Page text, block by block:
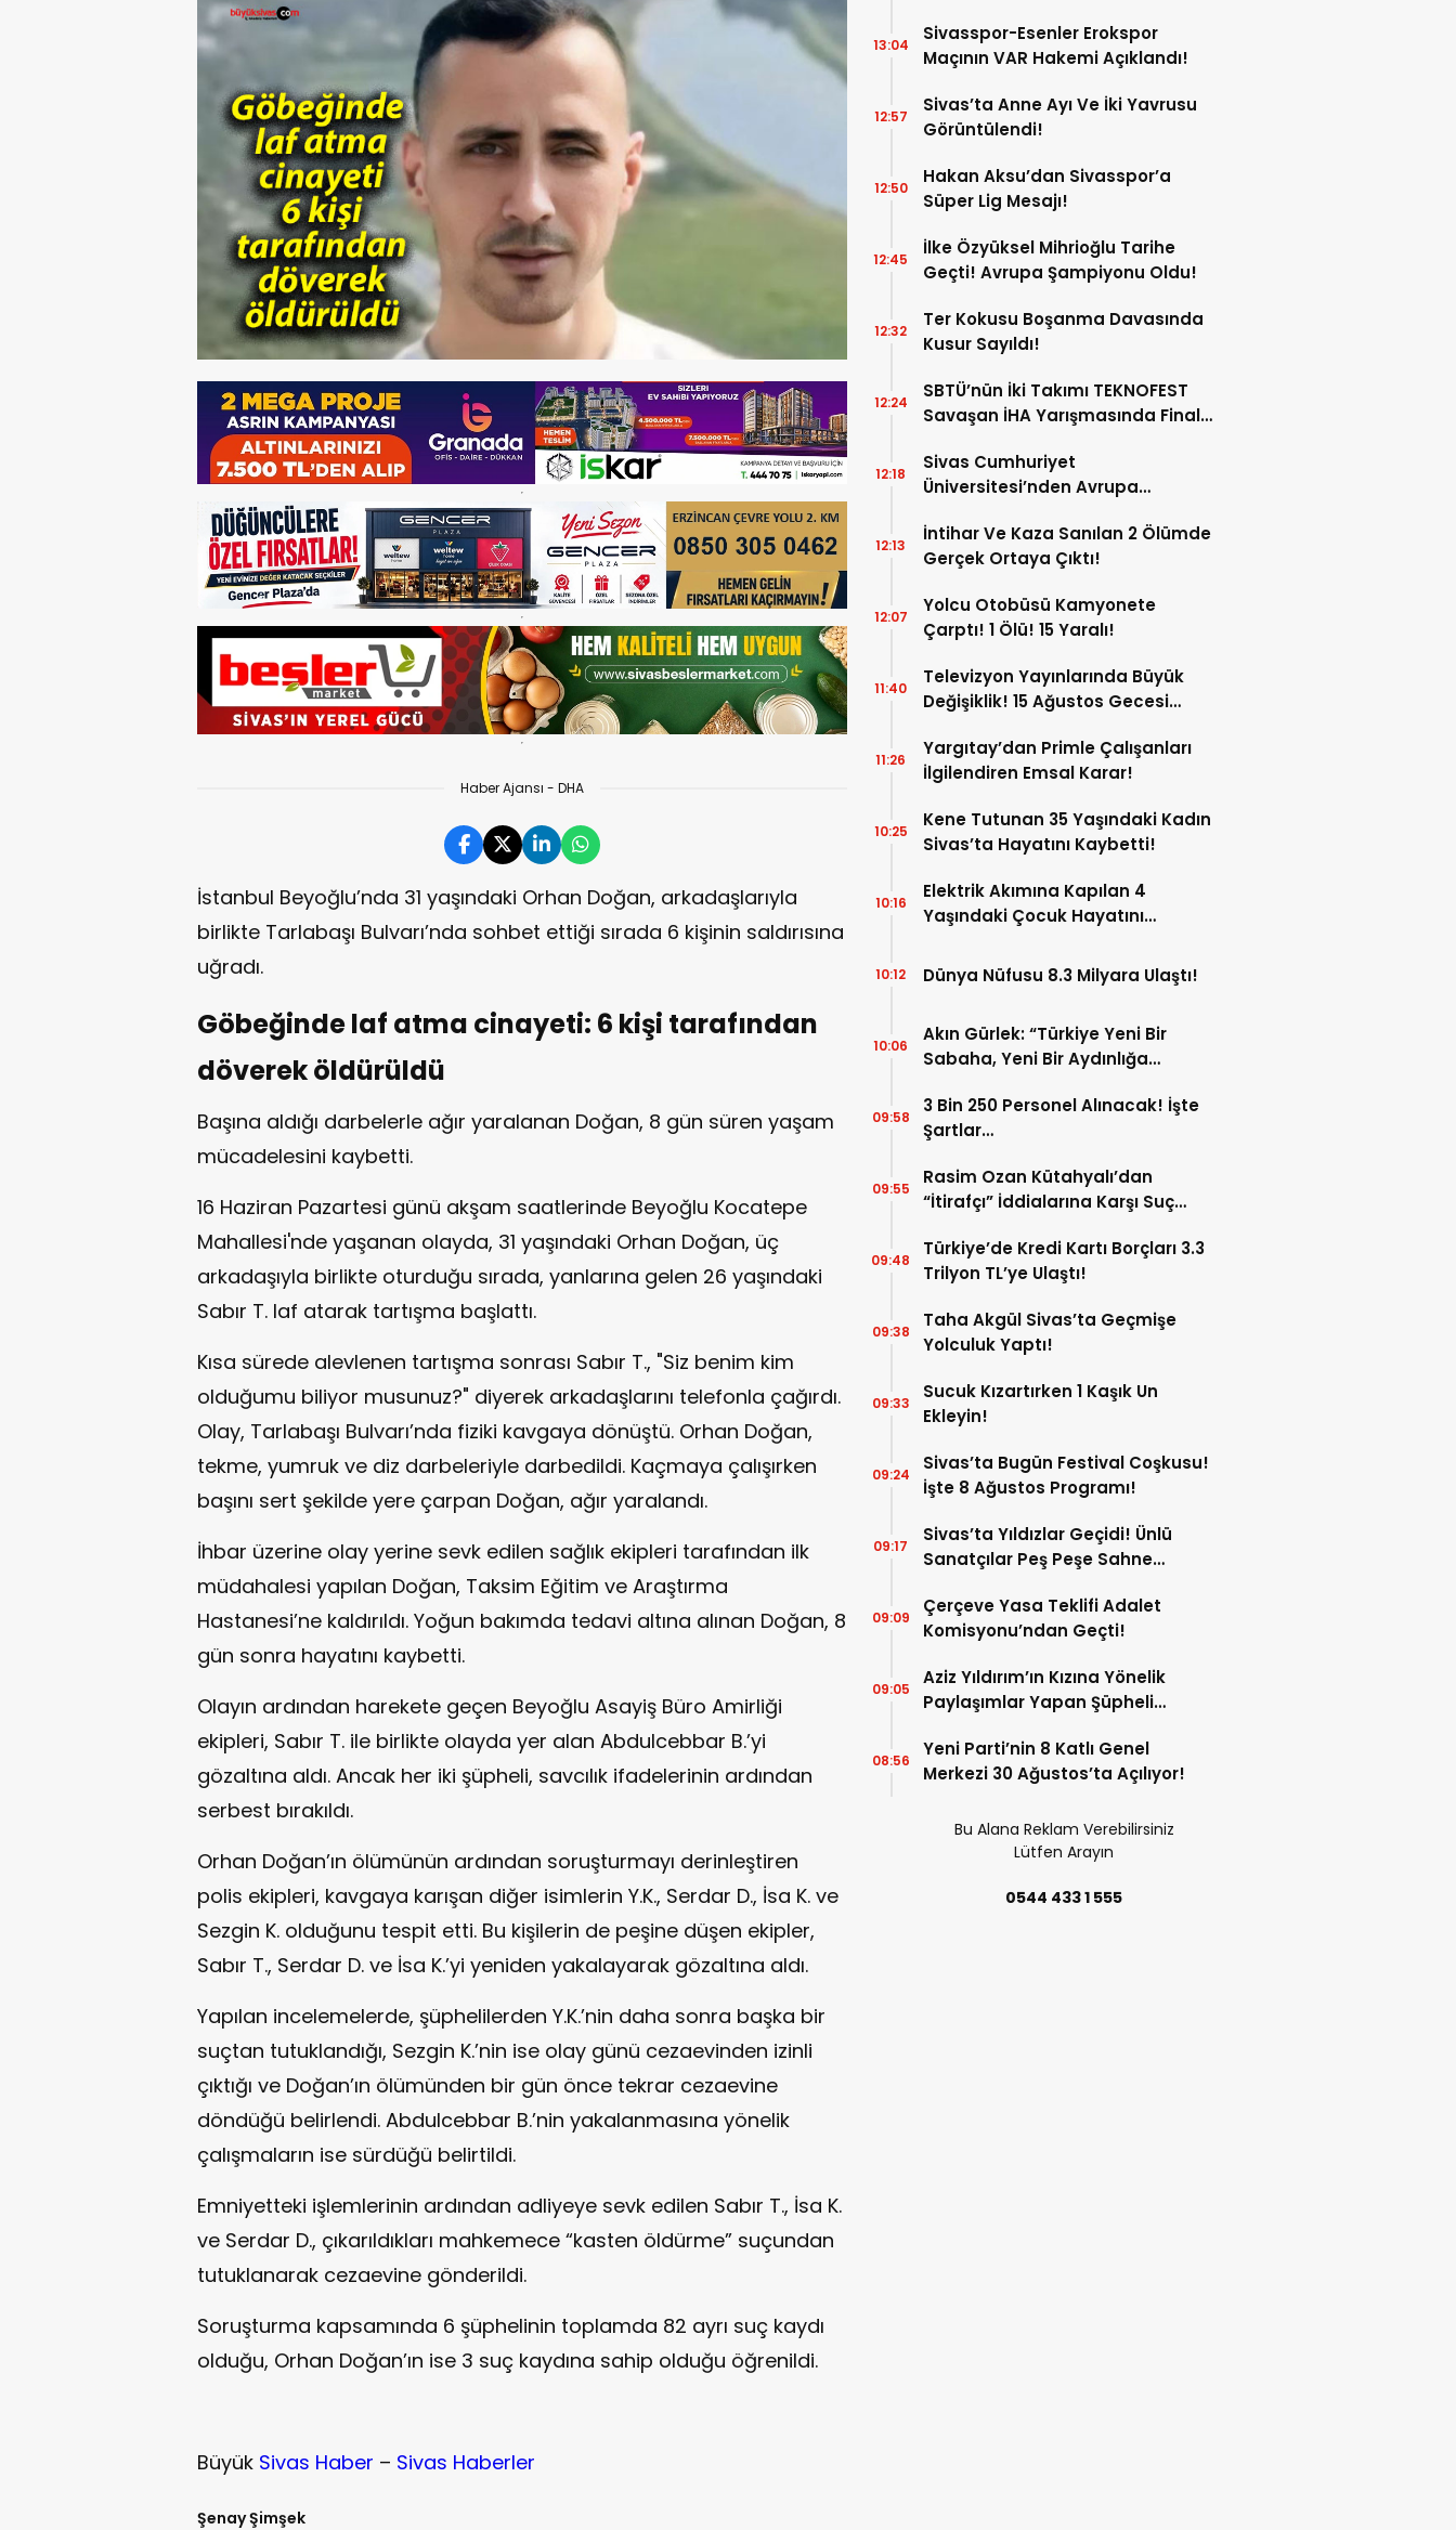
Haber Ajansı - DHA
İstanbul Beyoğlu’nda 31 yaşındaki Orhan Doğan, arkadaşlarıyla
birlikte Tarlabaşı Bulvarı’nda sohbet ettiği sırada 6 kişinin saldırısına
uğradı.
Göbeğinde laf atma cinayeti: 6 kişi tarafından
döverek öldürüldü
Başına aldığı darbelerle ağır yaralanan Doğan, 8 gün süren yaşam
mücadelesini kaybetti.
16 Haziran Pazartesi günü akşam saatlerinde Beyoğlu Kocatepe
Mahallesi'nde yaşanan olayda, 31 yaşındaki Orhan Doğan, üç
arkadaşıyla birlikte oturduğu sırada, yanlarına gelen 26 yaşındaki
Sabır T. laf atarak tartışma başlattı.
Kısa sürede alevlenen tartışma sonrası Sabır T., "Siz benim kim
olduğumu biliyor musunuz?" diyerek arkadaşlarını telefonla çağırdı.
Olay, Tarlabaşı Bulvarı’nda fiziki kavgaya dönüştü. Orhan Doğan,
tekme, yumruk ve diz darbeleriyle darbedildi. Kaçmaya çalışırken
başını sert şekilde yere çarpan Doğan, ağır yaralandı.
İhbar üzerine olay yerine sevk edilen sağlık ekipleri tarafından ilk
müdahalesi yapılan Doğan, Taksim Eğitim ve Araştırma
Hastanesi’ne kaldırıldı. Yoğun bakımda tedavi altına alınan Doğan, 8
gün sonra hayatını kaybetti.
Olayın ardından harekete geçen Beyoğlu Asayiş Büro Amirliği
ekipleri, Sabır T. ile birlikte olayda yer alan Abdulcebbar B.’yi
gözaltına aldı. Ancak her iki şüpheli, savcılık ifadelerinin ardından
serbest bırakıldı.
Orhan Doğan’ın ölümünün ardından soruşturmayı derinleştiren
polis ekipleri, kavgaya karışan diğer isimlerin Y.K., Serdar D., İsa K. ve
Sezgin K. olduğunu tespit etti. Bu kişilerin de peşine düşen ekipler,
Sabır T., Serdar D. ve İsa K.’yi yeniden yakalayarak gözaltına aldı.
Yapılan incelemelerde, şüphelilerden Y.K.’nin daha sonra başka bir
suçtan tutuklandığı, Sezgin K.’nin ise olay günü cezaevinden izinli
çıktığı ve Doğan’ın ölümünden bir gün önce tekrar cezaevine
döndüğü belirlendi. Abdulcebbar B.’nin yakalanmasına yönelik
çalışmaların ise sürdüğü belirtildi.
Emniyetteki işlemlerinin ardından adliyeye sevk edilen Sabır T., İsa K.
ve Serdar D., çıkarıldıkları mahkemece “kasten öldürme” suçundan
tutuklanarak cezaevine gönderildi.
Soruşturma kapsamında 6 şüphelinin toplamda 82 ayrı suç kaydı
olduğu, Orhan Doğan’ın ise 3 suç kaydına sahip olduğu öğrenildi.
Büyük Sivas Haber – Sivas Haberler
Şenay Şimşek
Sivasspor-Esenler Erokspor
Maçının VAR Hakemi Açıklandı!
13:04
Sivas’ta Anne Ayı Ve İki Yavrusu
Görüntülendi!
12:57
Hakan Aksu’dan Sivasspor’a
Süper Lig Mesajı!
12:50
İlke Özyüksel Mihrioğlu Tarihe
Geçti! Avrupa Şampiyonu Oldu!
12:45
Ter Kokusu Boşanma Davasında
Kusur Sayıldı!
12:32
SBTÜ’nün İki Takımı TEKNOFEST
Savaşan İHA Yarışmasında Finale
12:24
Sivas Cumhuriyet
Üniversitesi’nden Avrupa
12:18
İntihar Ve Kaza Sanılan 2 Ölümde
Gerçek Ortaya Çıktı!
12:13
Yolcu Otobüsü Kamyonete
Çarptı! 1 Ölü! 15 Yaralı!
12:07
Televizyon Yayınlarında Büyük
Değişiklik! 15 Ağustos Gecesi
11:40
Yargıtay’dan Primle Çalışanları
İlgilendiren Emsal Karar!
11:26
Kene Tutunan 35 Yaşındaki Kadın
Sivas’ta Hayatını Kaybetti!
10:25
Elektrik Akımına Kapılan 4
Yaşındaki Çocuk Hayatını
10:16
Dünya Nüfusu 8.3 Milyara Ulaştı!
10:12
Akın Gürlek: “Türkiye Yeni Bir
Sabaha, Yeni Bir Aydınlığa
10:06
3 Bin 250 Personel Alınacak! İşte
Şartlar…
09:58
Rasim Ozan Kütahyalı’dan
“İtirafçı” İddialarına Karşı Suç
09:55
Türkiye’de Kredi Kartı Borçları 3.3
Trilyon TL’ye Ulaştı!
09:48
Taha Akgül Sivas’ta Geçmişe
Yolculuk Yaptı!
09:38
Sucuk Kızartırken 1 Kaşık Un
Ekleyin!
09:33
Sivas’ta Bugün Festival Coşkusu!
İşte 8 Ağustos Programı!
09:24
Sivas’ta Yıldızlar Geçidi! Ünlü
Sanatçılar Peş Peşe Sahne
09:17
Çerçeve Yasa Teklifi Adalet
Komisyonu’ndan Geçti!
09:09
Aziz Yıldırım’ın Kızına Yönelik
Paylaşımlar Yapan Şüpheli
09:05
Yeni Parti’nin 8 Katlı Genel
Merkezi 30 Ağustos’ta Açılıyor!
08:56
Bu Alana Reklam Verebilirsiniz
Lütfen Arayın
0544 433 1 555